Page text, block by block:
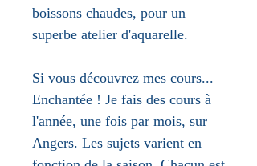
boissons chaudes, pour un
superbe atelier d'aquarelle.
Si vous découvrez mes cours...
Enchantée ! Je fais des cours à
l'année, une fois par mois, sur
Angers. Les sujets varient en